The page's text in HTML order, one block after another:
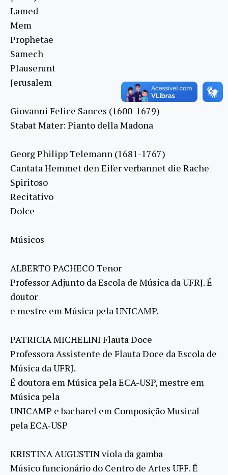
Lamed
Mem
Prophetae
Samech
Plauserunt
Jerusalem
Giovanni Felice Sances (1600-1679)
Stabat Mater: Pianto della Madona
Georg Philipp Telemann (1681-1767)
Cantata Hemmet den Eifer verbannet die Rache
Spiritoso
Recitativo
Dolce
Músicos
ALBERTO PACHECO Tenor
Professor Adjunto da Escola de Música da UFRJ. É
doutor
e mestre em Música pela UNICAMP.
PATRICIA MICHELINI Flauta Doce
Professora Assistente de Flauta Doce da Escola de
Música da UFRJ.
É doutora em Música pela ECA-USP, mestre em
Música pela
UNICAMP e bacharel em Composição Musical
pela ECA-USP
KRISTINA AUGUSTIN viola da gamba
Músico funcionário do Centro de Artes UFF. É